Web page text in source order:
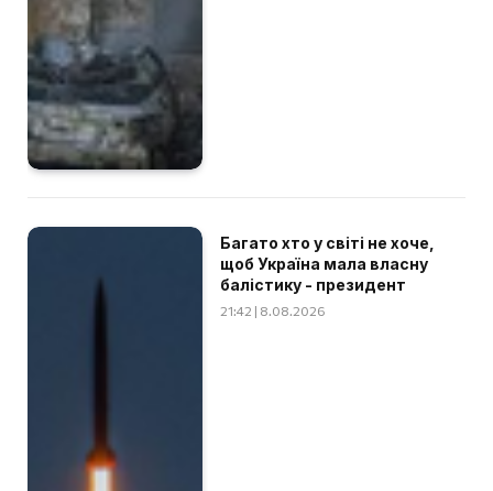
Багато хто у світі не хоче,
щоб Україна мала власну
балістику - президент
21:42 | 8.08.2026